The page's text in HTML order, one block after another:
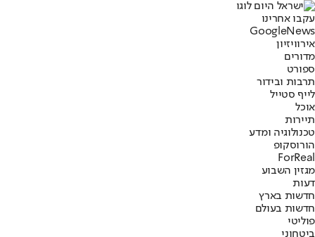
עקבו אחרינו
Googl eNews
אירוויזיון
מדורים
ספורט
תרבות ובידור
לייף סטייל
אוכל
תיירות
טכנולוגיה ומדע
הורוסקופ
ForReal
מגזין השבוע
דעות
חדשות בארץ
חדשות בעולם
פוליטי
ביטחוני